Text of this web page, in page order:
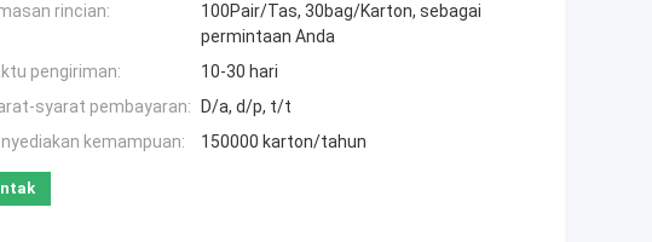
rincian:
100Pair/Tas, ​​30bag/Karton, sebagai
permintaan Anda
pengiriman:
10-30 hari
syarat pembayaran:
D/a, d/p, t/t
kemampuan:
150000 karton/tahun